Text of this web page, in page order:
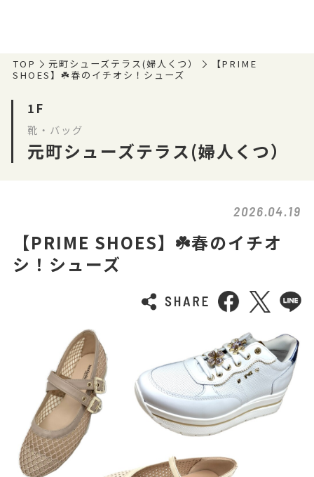
TOP 元町シューズテラス(婦人くつ）
【PRIME
SHOES】☘️春のイチオシ！シューズ
1F
靴・バッグ
元町シューズテラス(婦人くつ）
2026.04.19
【PRIME SHOES】☘️春のイチオ
シ！シューズ